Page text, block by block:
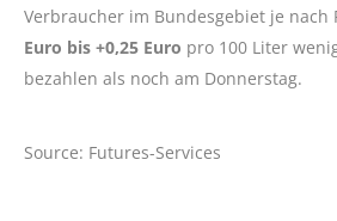
Verbraucher im Bundesgebiet je nach
Euro bis +0,25 Euro pro 100 Liter
bezahlen als noch am Donnerstag.
Source: Futures-Services